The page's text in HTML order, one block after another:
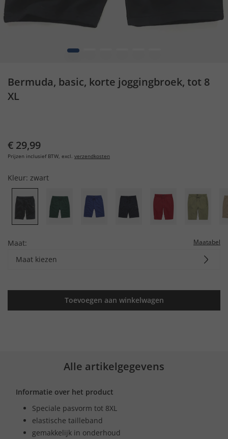
1
Bermuda, basic, korte joggingbroek, tot 8
XL
€ 29,99
Prijzen inclusief BTW, excl. verzendkosten
Kleur: zwart
Maat: Maatabel
Maat kiezen
Toevoegen aan winkelwagen
Alle artikelgegevens
Informatie over het product
Speciale pasvorm tot 8XL
elastische tailleband
gemakkelijk in onderhoud